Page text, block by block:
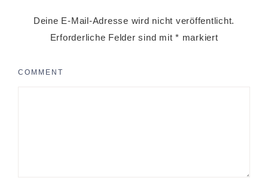
Deine E-Mail-Adresse wird nicht veröffentlicht.
Erforderliche Felder sind mit * markiert
COMMENT